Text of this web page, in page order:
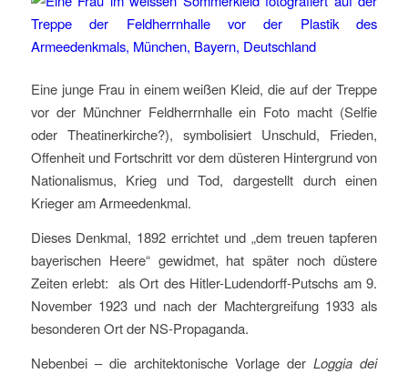
Eine junge Frau in einem weißen Kleid, die auf der Treppe
vor der Münchner Feldherrnhalle ein Foto macht (Selfie
oder Theatinerkirche?), symbolisiert Unschuld, Frieden,
Offenheit und Fortschritt vor dem düsteren Hintergrund von
Nationalismus, Krieg und Tod, dargestellt durch einen
Krieger am Armeedenkmal.
Dieses Denkmal, 1892 errichtet und „dem treuen tapferen
bayerischen Heere“ gewidmet, hat später noch düstere
Zeiten erlebt: als Ort des Hitler-Ludendorff-Putschs am 9.
November 1923 und nach der Machtergreifung 1933 als
besonderen Ort der NS-Propaganda.
Nebenbei – die architektonische Vorlage derLoggia dei